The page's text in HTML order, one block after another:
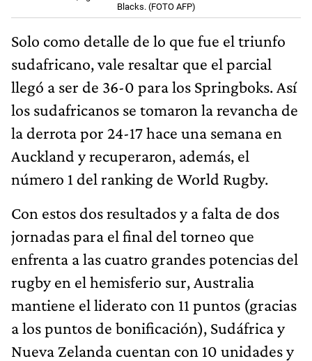
Blacks. (FOTO AFP)
Solo como detalle de lo que fue el triunfo
sudafricano, vale resaltar que el parcial
llegó a ser de 36-0 para los Springboks. Así
los sudafricanos se tomaron la revancha de
la derrota por 24-17 hace una semana en
Auckland y recuperaron, además, el
número 1 del ranking de World Rugby.
Con estos dos resultados y a falta de dos
jornadas para el final del torneo que
enfrenta a las cuatro grandes potencias del
rugby en el hemisferio sur, Australia
mantiene el liderato con 11 puntos (gracias
a los puntos de bonificación), Sudáfrica y
Nueva Zelanda cuentan con 10 unidades y